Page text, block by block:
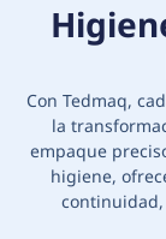
Con Tedmaq,
la
empaque
higiene,